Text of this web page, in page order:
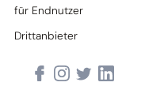
für Endnutzer
Drittanbieter